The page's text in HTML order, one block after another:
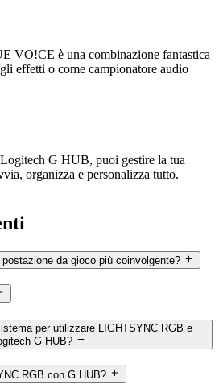
VO!CE è una combinazione fantastica
effetti o come campionatore audio
G HUB, puoi gestire la tua
organizza e personalizza tutto.
da gioco più coinvolgente?
per utilizzare LIGHTSYNC RGB e
G HUB?
RGB con G HUB?